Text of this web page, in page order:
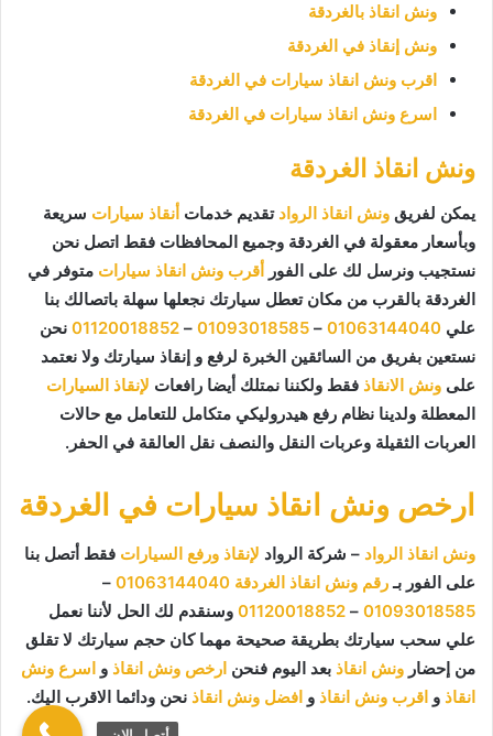
ونش انقاذ بالغردقة
ونش إنقاذ في الغردقة
اقرب ونش انقاذ سيارات في الغردقة
اسرع ونش انقاذ سيارات في الغردقة
ونش انقاذ الغردقة
يمكن لفريق ونش انقاذ الرواد تقديم خدمات أنقاذ سيارات سريعة
وبأسعار معقولة في الغردقة وجميع المحافظات فقط اتصل نحن
نستجيب ونرسل لك على الفور أقرب ونش انقاذ سيارات متوفر في
الغردقة بالقرب من مكان تعطل سيارتك نجعلها سهلة باتصالك بنا
علي 01063144040
–
01093018585
–
01120018852 نحن
نستعين بفريق من السائقين الخبرة لرفع و إنقاذ سيارتك ولا نعتمد
على ونش الانقاذ فقط ولكننا نمتلك أيضا رافعات لإنقاذ السيارات
المعطلة ولدينا نظام رفع هيدروليكي متكامل للتعامل مع حالات
العربات الثقيلة وعربات النقل والنصف نقل العالقة في الحفر.
ارخص ونش انقاذ سيارات في الغردقة
ونش انقاذ الرواد – شركة الرواد لإنقاذ ورفع السيارات فقط أتصل بنا
على الفور بـرقم ونش انقاذ الغردقة 01063144040
–
01093018585
–
01120018852 وسنقدم لك الحل لأننا نعمل
علي سحب سيارتك بطريقة صحيحة مهما كان حجم سيارتك لا تقلق
من إحضار ونش انقاذ بعد اليوم فنحن ارخص ونش انقاذ و اسرع ونش
انقاذ و اقرب ونش انقاذ و افضل ونش انقاذ نحن ودائما الاقرب اليك.